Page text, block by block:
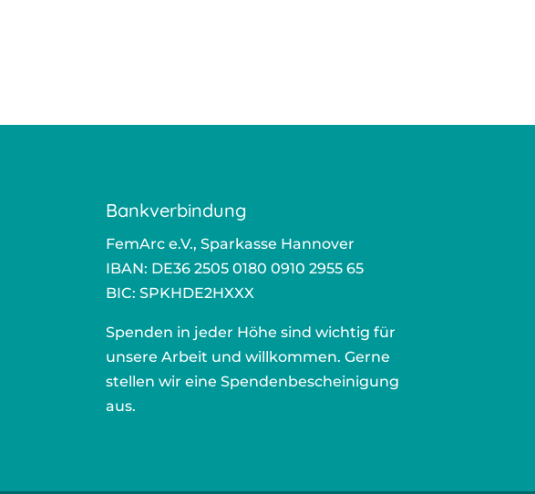
Bankverbindung
FemArc e.V., Sparkasse Hannover
IBAN: DE36 2505 0180 0910 2955 65
BIC: SPKHDE2HXXX
Spenden in jeder Höhe sind wichtig für
unsere Arbeit und willkommen. Gerne
stellen wir eine Spendenbescheinigung
aus.